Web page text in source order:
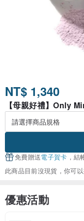
NT$ 1,340
【母親好禮】Only
免費贈送電子賀卡 ，
此商品目前沒現貨，你可
優惠活動